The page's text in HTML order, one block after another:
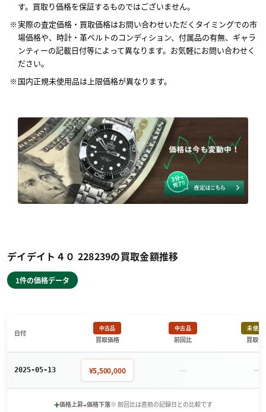
す。買取り価格を保証するものではございません。
実際の査定価格・買取価格はお問い合わせいただくタイミングでの市
場価格や、時計・革ベルトのコンディション、付属品の有無、ギャラ
ンティーの記載日付等によって異なります。お気軽にお問い合わせく
ださい。
国内正規未使用品は上限価格が異なります。
デイデイト４０ 228239の買取金額推移
1件の価格データ
日付
中古品
買取価格
中古品
前回比
未使用
買取価
2025-05-13 ¥5,500,000 － －
+価格上昇-価格下落※ 前回比は直前の記録日との比較です